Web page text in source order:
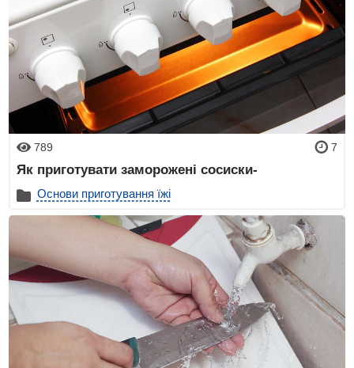
789 7
Як приготувати заморожені сосиски-
Основи приготування їжі